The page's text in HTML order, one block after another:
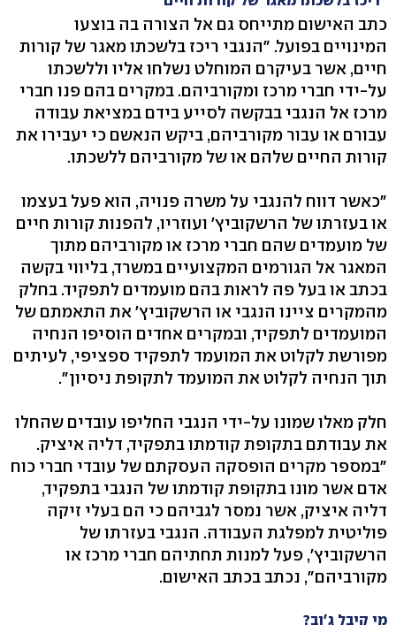
כתב האישום מתייחס גם אל הצורה בה בוצעו
המינויים בפועל. "הנגבי ריכז בלשכתו מאגר של קורות
חיים, אשר בעיקרם המוחלט נשלחו אליו וללשכתו
על-ידי חברי מרכז ומקורביהם. במקרים בהם פנו חברי
מרכז אל הנגבי בבקשה לסייע בידם במציאת עבודה
עבורם או עבור מקורביהם, ביקש הנאשם כי יעבירו את
קורות החיים שלהם או של מקורביהם ללשכתו.
"כאשר דווח להנגבי על משרה פנויה, הוא פעל בעצמו
או בעזרתו של הרשקוביץ' ועוזריו, להפנות קורות חיים
של מועמדים שהם חברי מרכז או מקורביהם מתוך
המאגר אל הגורמים המקצועיים במשרד, בליווי בקשה
בכתב או בעל פה לראות בהם מועמדים לתפקיד. בחלק
מהמקרים ציינו הנגבי או הרשקוביץ' את התאמתם של
המועמדים לתפקיד, ובמקרים אחדים הוסיפו הנחיה
מפורשת לקלוט את המועמד לתפקיד ספציפי, לעיתים
תוך הנחיה לקלוט את המועמד לתקופת ניסיון".
חלק מאלו שמונו על-ידי הנגבי החליפו עובדים שהחלו
את עבודתם בתקופת קודמתו בתפקיד, דליה איציק.
"במספר מקרים הופסקה העסקתם של עובדי חברי כוח
אדם אשר מונו בתקופת קודמתו של הנגבי בתפקיד,
דליה איציק, אשר נמסר לגביהם כי הם בעלי זיקה
פוליטית למפלגת העבודה. הנגבי בעזרתו של
הרשקוביץ', פעל למנות תחתיהם חברי מרכז או
מקורביהם", נכתב בכתב האישום.
מי קיבל ג'וב?